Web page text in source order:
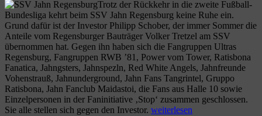
Trotz der Rückkehr in die zweite Fußball-
Bundesliga kehrt beim SSV Jahn Regensburg keine Ruhe ein.
Grund dafür ist der Investor Philipp Schober, der immer Sommer die
Anteile vom Regensburger Bauträger Volker Tretzel am SSV
übernommen hat. Gegen ihn haben sich die Fangruppen Ultras
Regensburg, Fangruppen RWB ’81, Power vom Tower, Ratisbona
Fanatica, Jahngsters, Jahnspezln, Red White Angels, Jahnfreunde
Vohenstrauß, Jahnunderground, Jahn Fans Tangrintel, Gruppo
Ratisbona, Jahn Fanclub Maidastoi, die Fans aus Halle 10 sowie
Einzelpersonen in der Faninitiative ‚Stop‘ zusammen geschlossen.
Sie alle stellen sich gegen den Investor. „Fans
weiterlesen